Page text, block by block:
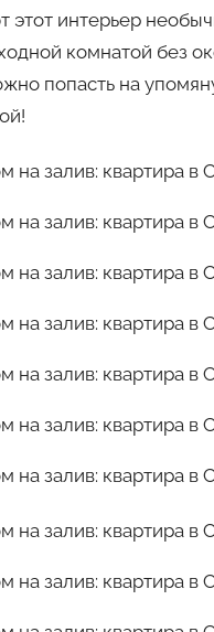
интерьер
комнатой без
попасть на